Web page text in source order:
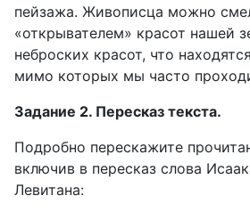
пейзажа. Живописца можно
«открывателем» красот нашей
неброских красот, что
мимо которых мы часто
Задание 2. Пересказ текста.
Подробно перескажите
включив в пересказ слова
Левитана: